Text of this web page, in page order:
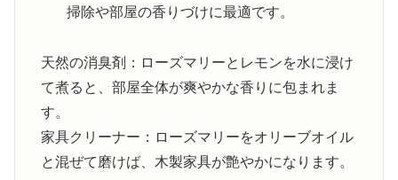
掃除や部屋の香りづけに最適です。
天然の消臭剤：ローズマリーとレモンを水に浸け
て煮ると、部屋全体が爽やかな香りに包まれま
す。
家具クリーナー：ローズマリーをオリーブオイル
と混ぜて磨けば、木製家具が艶やかになります。